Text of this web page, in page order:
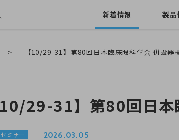
新着情報 製品
【10/29-31】第80回日本臨床眼科学会 併設器
10/29-31】第80回日
ミナー 2026.03.05